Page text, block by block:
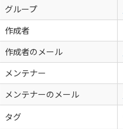
グループ
作成者
作成者のメール
メンテナー
メンテナーのメール
タグ